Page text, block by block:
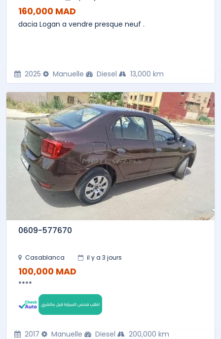
160,000 MAD
dacia Logan a vendre presque neuf .
2025 Manuelle Diesel 13,000 km
0609-577670
Casablanca il y a 3 jours
100,000 MAD
****
2017 Manuelle Diesel 200,000 km